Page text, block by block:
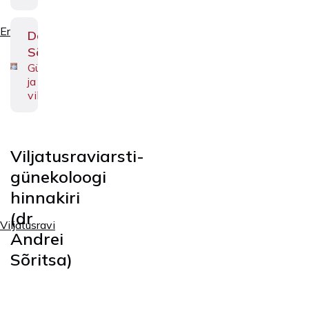
Erialad
Viljatusravi
Deniss
Sõritsa
Günekoloog
ja
viljatusraviarst
Viljatusraviarsti-
günekoloogi
hinnakiri
(dr
Andrei
Sõritsa)